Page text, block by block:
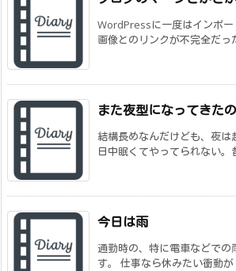
WordPressに一度はインポー
画像とのリンクが不完全だっ
また夜型になってきた
結構長めなんだけども、夜は
日中眠くてやってられない。
今日は雨
通勤時の、特に電車などでの
す。 仕事なら休みたい衝動が